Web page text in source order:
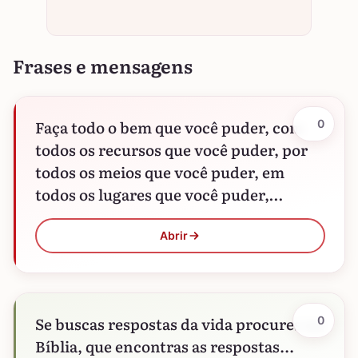
Frases e mensagens
Faça todo o bem que você puder, com
todos os recursos que você puder, por
todos os meios que você puder, em
todos os lugares que você puder,…
Abrir
0
Se buscas respostas da vida procures na
Bíblia, que encontras as respostas...
0